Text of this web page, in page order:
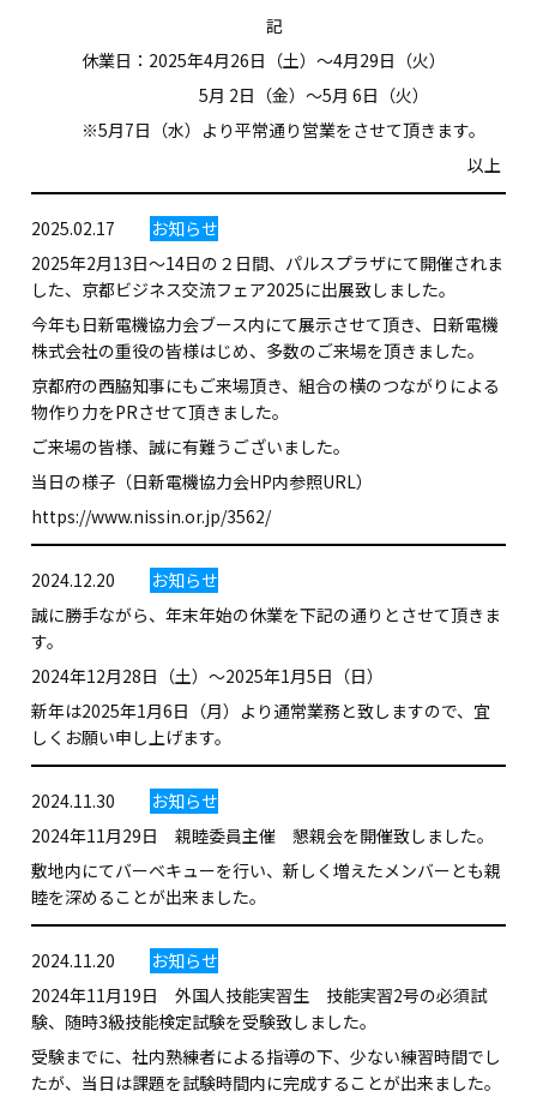
記
休業日：2025年4月26日（土）～4月29日（火）
5月 2日（金）～5月 6日（火）
※5月7日（水）より平常通り営業をさせて頂きます。
以上
2025.02.17
お知らせ
2025年2月13日～14日の２日間、パルスプラザにて開催されま
した、京都ビジネス交流フェア2025に出展致しました。
今年も日新電機協力会ブース内にて展示させて頂き、日新電機
株式会社の重役の皆様はじめ、多数のご来場を頂きました。
京都府の西脇知事にもご来場頂き、組合の横のつながりによる
物作り力をPRさせて頂きました。
ご来場の皆様、誠に有難うございました。
当日の様子（日新電機協力会HP内参照URL）
https://www.nissin.or.jp/3562/
2024.12.20
お知らせ
誠に勝手ながら、年末年始の休業を下記の通りとさせて頂きま
す。
2024年12月28日（土）～2025年1月5日（日）
新年は2025年1月6日（月）より通常業務と致しますので、宜
しくお願い申し上げます。
2024.11.30
お知らせ
2024年11月29日 親睦委員主催 懇親会を開催致しました。
敷地内にてバーベキューを行い、新しく増えたメンバーとも親
睦を深めることが出来ました。
2024.11.20
お知らせ
2024年11月19日 外国人技能実習生 技能実習2号の必須試
験、随時3級技能検定試験を受験致しました。
受験までに、社内熟練者による指導の下、少ない練習時間でし
たが、当日は課題を試験時間内に完成することが出来ました。